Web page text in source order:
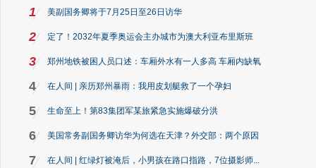
1 美副国务卿将于7月25日至26日访华
2 定了！2032年夏季奥运会主办城市为澳大利亚布里斯班
3 郑州地铁被困人员口述：车厢外水有一人多高 车厢内缺氧
4 在人间 | 亲历郑州暴雨：我用皮划艇救了一个孕妇
5 生命至上！第83集团军某旅紧急实施爆破分洪
6 美国常务副国务卿访华为何选在天津？外交部：两个原因
7 在人间 | 红绿灯被淹后，小男孩在路口指路，7位摄影师...